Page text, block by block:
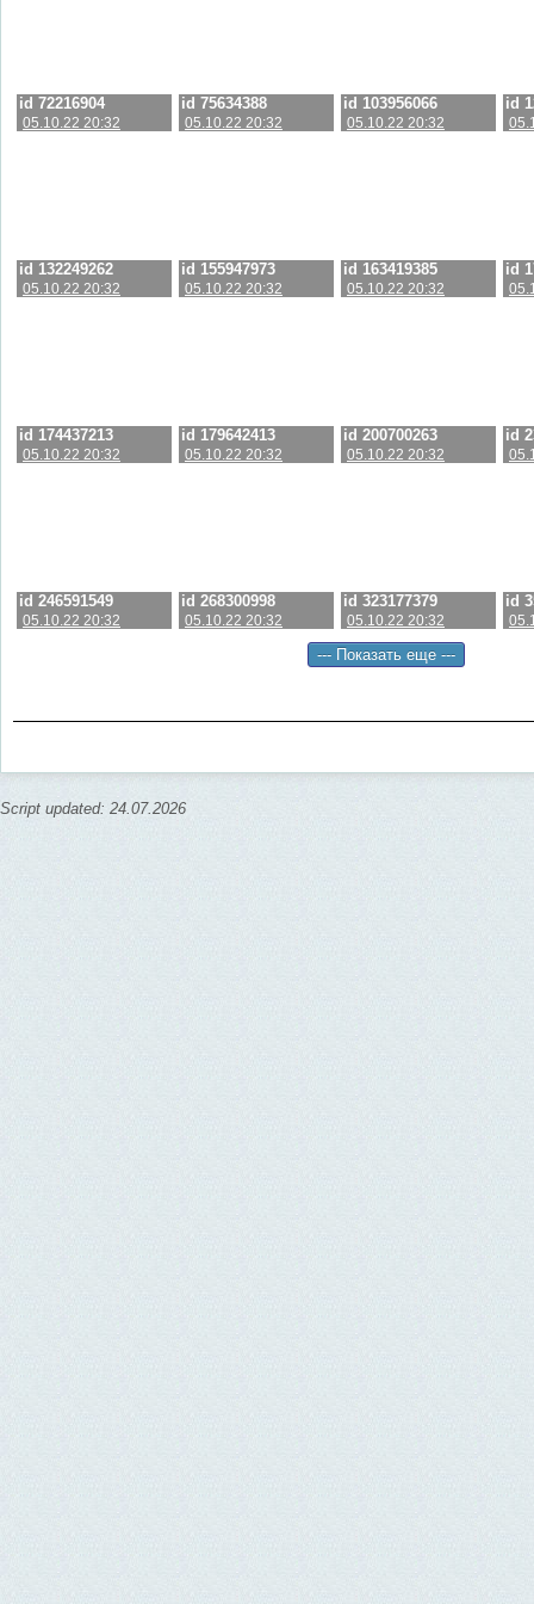
id 72216904
05.10.22 20:32
id 75634388
05.10.22 20:32
id 103956066
05.10.22 20:32
id
id 132249262
05.10.22 20:32
id 155947973
05.10.22 20:32
id 163419385
05.10.22 20:32
id
id 174437213
05.10.22 20:32
id 179642413
05.10.22 20:32
id 200700263
05.10.22 20:32
id
id 246591549
05.10.22 20:32
id 268300998
05.10.22 20:32
id 323177379
05.10.22 20:32
id
Script updated: 24.07.2026